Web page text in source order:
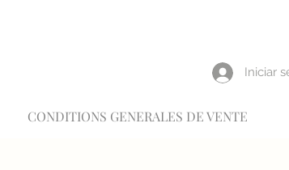
Iniciar
CONDITIONS GENERALES DE VENTE